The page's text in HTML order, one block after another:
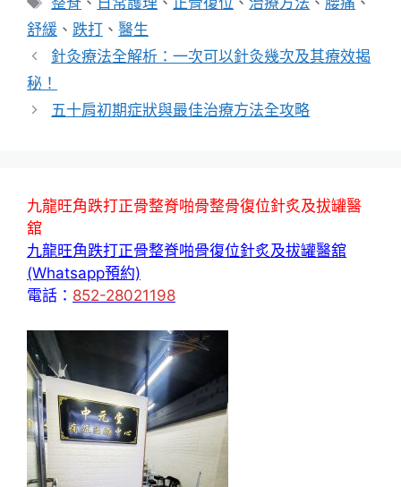
籤
舒緩 、 跌打 、 醫生
針灸療法全解析：一次可以針灸幾次及其療效揭
秘！
五十肩初期症狀與最佳治療方法全攻略
九龍旺角跌打正骨整脊啪骨整骨復位針炙及拔罐醫
舘
九龍旺角跌打正骨整脊啪骨復位針炙及拔罐醫舘
(Whatsapp預約)
電話： 852-28021198